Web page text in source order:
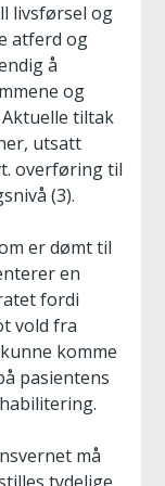
livsførsel og
atferd og
å
og
tiltak
utsatt
overføring til
(3).
er dømt til
en
fordi
vold fra
komme
pasientens
må